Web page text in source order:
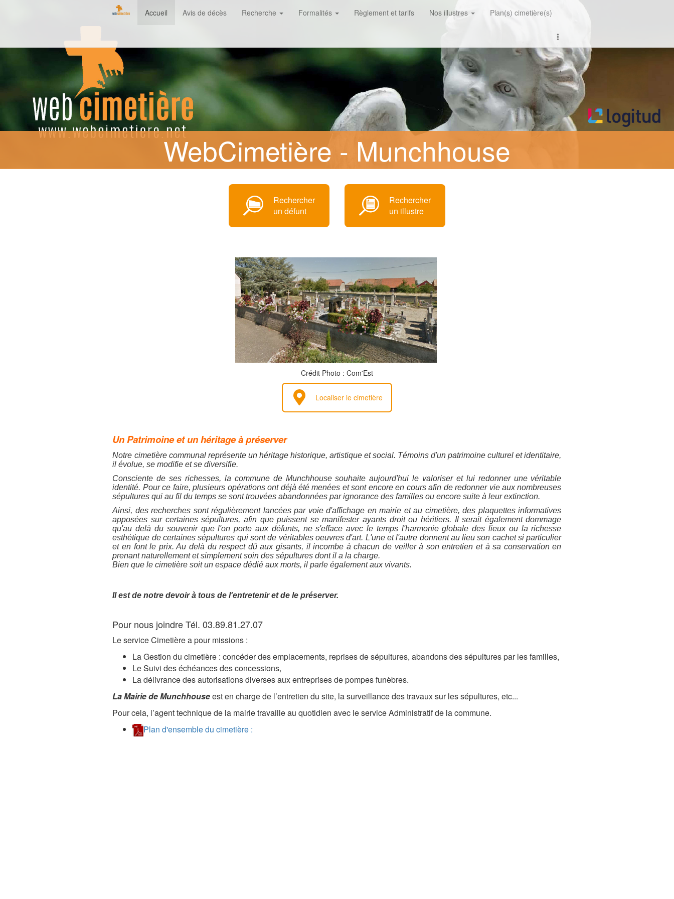
Accueil Avis de décès Recherche Formalités Règlement et tarifs Nos illustres Plan(s) cimetière(s)
WebCimetière - Munchhouse
Rechercher
un défunt
Rechercher
un illustre
Crédit Photo : Com'Est
Localiser le cimetière
Un Patrimoine et un héritage à préserver
Notre cimetière communal représente un héritage historique, artistique et social. Témoins d'un patrimoine culturel et identitaire,
il évolue, se modifie et se diversifie.
Consciente de ses richesses, la commune de Munchhouse souhaite aujourd'hui le valoriser et lui redonner une véritable
identité. Pour ce faire, plusieurs opérations ont déjà été menées et sont encore en cours afin de redonner vie aux nombreuses
sépultures qui au fil du temps se sont trouvées abandonnées par ignorance des familles ou encore suite à leur extinction.
Ainsi, des recherches sont régulièrement lancées par voie d'affichage en mairie et au cimetière, des plaquettes informatives
apposées sur certaines sépultures, afin que puissent se manifester ayants droit ou héritiers. Il serait également dommage
qu'au delà du souvenir que l'on porte aux défunts, ne s'efface avec le temps l'harmonie globale des lieux ou la richesse
esthétique de certaines sépultures qui sont de véritables oeuvres d'art. L'une et l'autre donnent au lieu son cachet si particulier
et en font le prix. Au delà du respect dû aux gisants, il incombe à chacun de veiller à son entretien et à sa conservation en
prenant naturellement et simplement soin des sépultures dont il a la charge.
Bien que le cimetière soit un espace dédié aux morts, il parle également aux vivants.
Il est de notre devoir à tous de l'entretenir et de le préserver.
Pour nous joindre Tél. 03.89.81.27.07
Le service Cimetière a pour missions :
La Gestion du cimetière : concéder des emplacements, reprises de sépultures, abandons des sépultures par les familles,
Le Suivi des échéances des concessions,
La délivrance des autorisations diverses aux entreprises de pompes funèbres.
La Mairie de Munchhouseest en charge de l’entretien du site, la surveillance des travaux sur les sépultures, etc...
Pour cela, l’agent technique de la mairie travaille au quotidien avec le service Administratif de la commune.
Plan d'ensemble du cimetière :